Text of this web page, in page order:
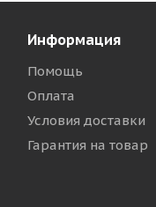
Информация
Помощь
Оплата
Условия доставки
Гарантия на товар